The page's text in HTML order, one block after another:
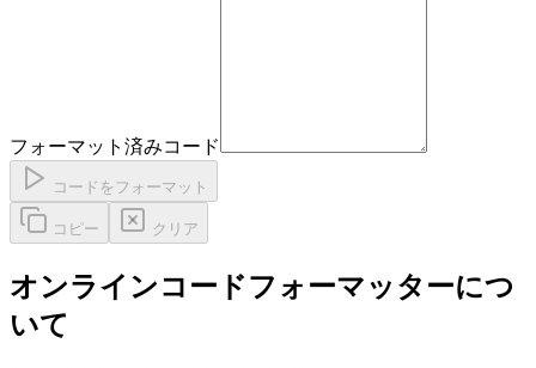
フォーマット済みコード
コードをフォーマット
コピー クリア
オンラインコードフォーマッターにつ
いて